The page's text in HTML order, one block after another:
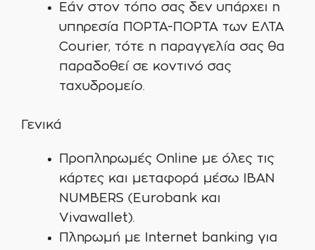
Εάν στον τόπο σας δεν υπάρχει η
υπηρεσία ΠΟΡΤΑ-ΠΟΡΤΑ των ΕΛΤΑ
Courier, τότε η παραγγελία σας θα
παραδοθεί σε κοντινό σας
ταχυδρομείο.
Γενικά
Προπληρωμές Online με όλες τις
κάρτες και μεταφορά μέσω IBAN
NUMBERS (Eurobank και
Vivawallet).
Πληρωμή με Internet banking για